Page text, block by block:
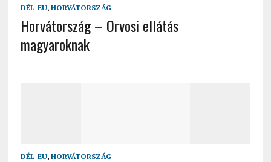
DÉL-EU, HORVÁTORSZÁG
Horvátország – Orvosi ellátás
magyaroknak
DÉL-EU, HORVÁTORSZÁG